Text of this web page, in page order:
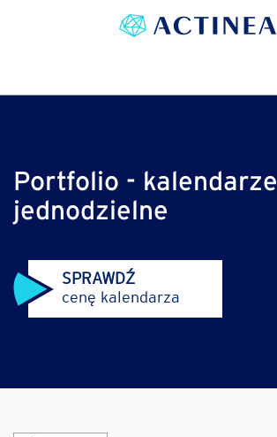
Portfolio - kalendarze
jednodzielne
SPRAWDŹ
cenę kalendarza